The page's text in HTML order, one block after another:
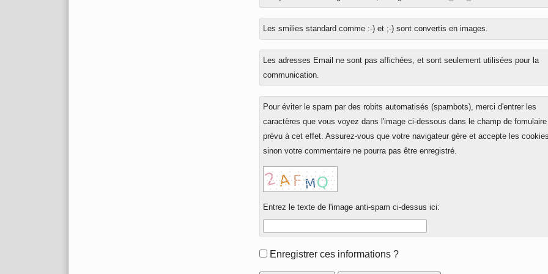
réponse
à
Les smilies standard comme :-) et ;-) sont convertis en images.
Les adresses Email ne sont pas affichées, et sont seulement utilisées pour la
communication.
Pour éviter le spam par des robits automatisés (spambots), merci d'entrer les
caractères que vous voyez dans l'image ci-dessous dans le champ de fomulaire
prévu à cet effet. Assurez-vous que votre navigateur gère et accepte les
sinon votre commentaire ne pourra pas être enregistré.
Entrez le texte de l'image anti-spam ci-dessus ici:
FormEnregistrer ces informations ?